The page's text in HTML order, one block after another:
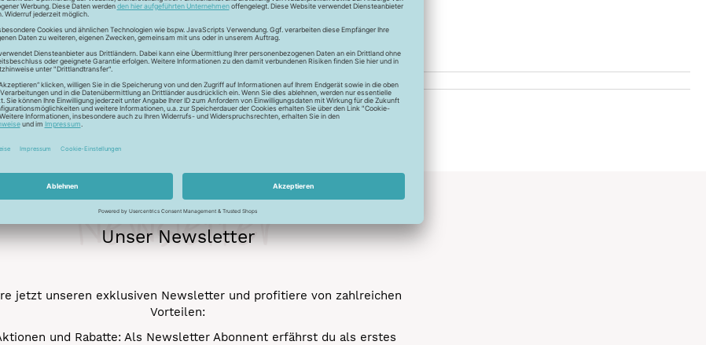
Unser Newsletter
Newsletter
jetzt unseren exklusiven Newsletter und profitiere von zahlreichen
Vorteilen:
und Rabatte: Als Newsletter Abonnent erfährst du als erstes